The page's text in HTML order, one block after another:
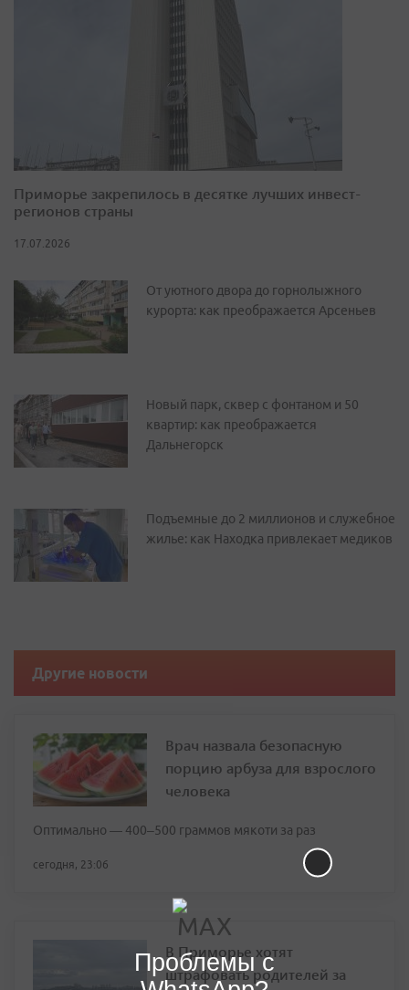
Приморье закрепилось в десятке лучших инвест-
регионов страны
17.07.2026
От уютного двора до горнолыжного
курорта: как преображается Арсеньев
Новый парк, сквер с фонтаном и 50
квартир: как преображается
Дальнегорск
Подъемные до 2 миллионов и служебное
жилье: как Находка привлекает медиков
Другие новости
Врач назвала безопасную
порцию арбуза для взрослого
человека
Оптимально — 400–500 граммов мякоти за раз
сегодня, 23:06
В Приморье хотят
штрафовать родителей за
Проблемы с